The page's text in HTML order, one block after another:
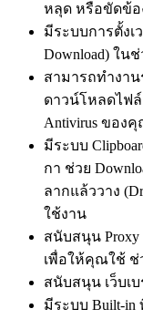
หลุด หรือขัดข้อ
มีระบบการตั้งเ
Download) ใ
สามารถทำงา
ดาวน์โหลดไฟ
Antivirus ของ
มีระบบ
กา ช่วย
ลากแล้ววาง
ใช้งาน
สนับสนุน Proxy
เพื่อให้คุณใช้ ช่
สนับสนุน เว็บเ
มีระบบ Built-in